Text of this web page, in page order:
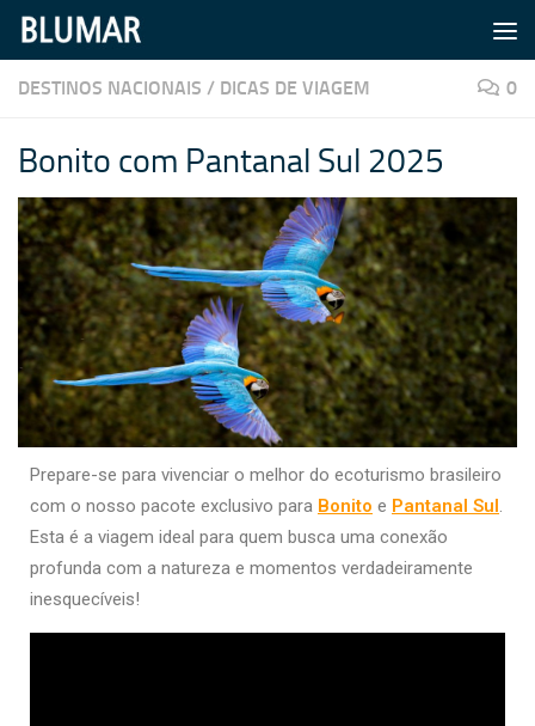
Skip to content
DESTINOS NACIONAIS / DICAS DE VIAGEM 0
Bonito com Pantanal Sul 2025
Prepare-se para vivenciar o melhor do ecoturismo brasileiro
com o nosso pacote exclusivo para Bonito e Pantanal Sul.
Esta é a viagem ideal para quem busca uma conexão
profunda com a natureza e momentos verdadeiramente
inesquecíveis!